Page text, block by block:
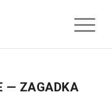
— ZAGADKA